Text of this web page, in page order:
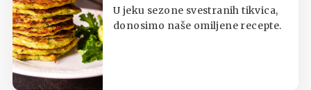
top listu
U jeku sezone svestranih tikvica,
donosimo naše omiljene recepte.